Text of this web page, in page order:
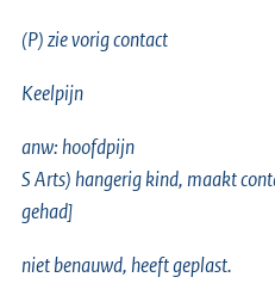
(P) zie vorig contact
Keelpijn
anw: hoofdpijn
S Arts) hangerig kind, maakt
gehad]
niet benauwd, heeft geplast.